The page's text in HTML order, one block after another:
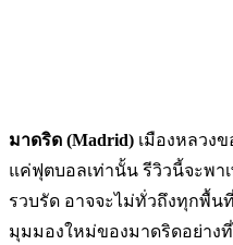
มาดริด (Madrid) เมืองหลวง
แค่ฟุตบอลเท่านั้น รีวิวนี้จะพา
รวบรัด อาจจะไม่ทั่วถึงทุกพื้น
มุมมองใหม่ของมาดริดอย่าง